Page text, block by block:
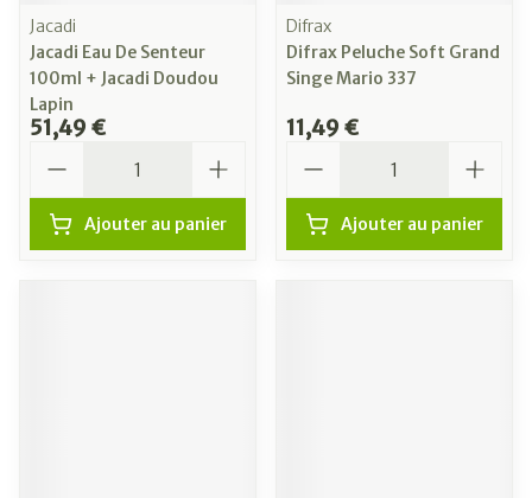
Jacadi
Jacadi Eau De Senteur
100ml + Jacadi Doudou
Lapin
51,49 €
Ajouter au panier
Difrax
Difrax Peluche Soft Grand
Singe Mario 337
11,49 €
Ajouter au panier